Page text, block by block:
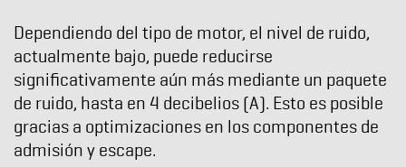
Dependiendo del tipo de motor, el nivel de ruido,
actualmente bajo, puede reducirse
significativamente aún más mediante un paquete
de ruido, hasta en 4 decibelios (A). Esto es posible
gracias a optimizaciones en los componentes de
admisión y escape.